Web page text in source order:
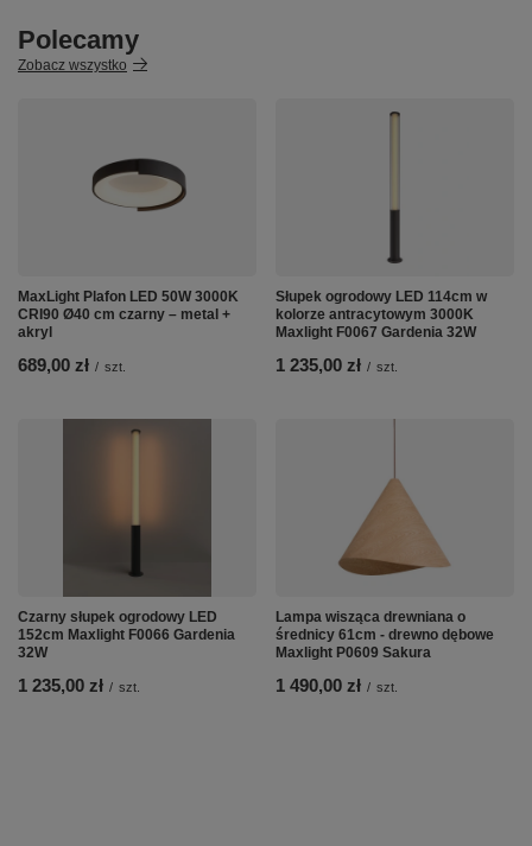
Polecamy
Zobacz wszystko
MaxLight Plafon LED 50W 3000K
CRI90 Ø40 cm czarny – metal +
akryl
689,00 zł / szt.
Słupek ogrodowy LED 114cm w
kolorze antracytowym 3000K
Maxlight F0067 Gardenia 32W
1 235,00 zł / szt.
Czarny słupek ogrodowy LED
152cm Maxlight F0066 Gardenia
32W
1 235,00 zł / szt.
Lampa wisząca drewniana o
średnicy 61cm - drewno dębowe
Maxlight P0609 Sakura
1 490,00 zł / szt.